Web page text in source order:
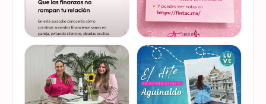
@lucyquiroga tuvo la
oportunidad de conversar
con la gran Ilana Sod, en el
#podcast Consejo Capital
de @scotiabankmx Gracias
por la invitac…
VER EN
INSTAGRAM
Prometemos que no
desaparecimos… solo
estamos reorganizando
todo (y esperando a que el
diseñador vuelva del retiro
😅). No estamos publicand…
VER EN
INSTAGRAM